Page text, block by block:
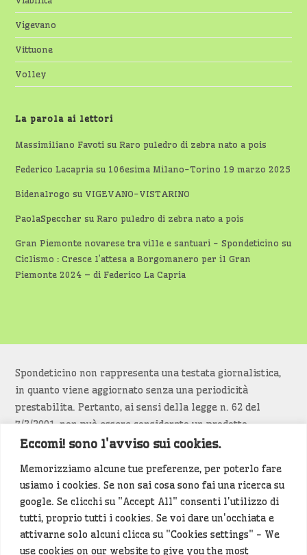
Eccomi! sono l'avviso sui cookies.
Memorizziamo alcune tue preferenze, per poterlo fare
usiamo i cookies. Se non sai cosa sono fai una ricerca su
google. Se clicchi su "Accept All" consenti l'utilizzo di
tutti, proprio tutti i cookies. Se voi dare un'occhiata e
attivarne solo alcuni clicca su "Cookies settings" - We
use cookies on our website to give you the most
Vigevano
Vittuone
Volley
La parola ai lettori
Massimiliano Favoti suRaro puledro di zebra nato a pois
Federico Lacapria su 106esima Milano-Torino 19 marzo 2025
Bidenalrogo su VIGEVANO-VISTARINO
PaolaSpeccher suRaro puledro di zebra nato a pois
Gran Piemonte novarese tra ville e santuari - Spondeticino su
Ciclismo : Cresce l’attesa a Borgomanero per il Gran
Piemonte 2024 – di Federico La Capria
Spondeticino non rappresenta una testata giornalistica,
in quanto viene aggiornato senza una periodicità
prestabilita. Pertanto, ai sensi della legge n. 62 del
7/3/2001, non può essere considerato un prodotto
editoriale.
Siamo attenti a non violare copyright e diritti
d’immagine. Se un contenuto è di tua proprietà e vuoi
richiederne la rimozionediccelo(<- clicca per inviarci un
messaggio).